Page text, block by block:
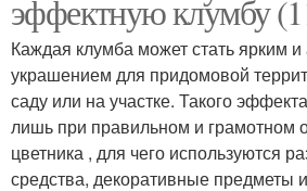
эффектную клумбу
Каждая клумба может стать ярким
украшением для придомовой
саду или на участке. Такого
лишь при правильном и грамотном
цветника , для чего используются
средства, декоративные предметы